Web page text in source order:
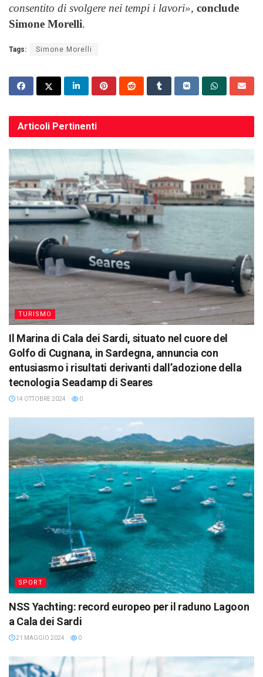
consentito di svolgere nei tempi i lavori», conclude
Simone Morelli.
Tags: Simone Morelli
Articoli Pertinenti
TURISMO
Il Marina di Cala dei Sardi, situato nel cuore del
Golfo di Cugnana, in Sardegna, annuncia con
entusiasmo i risultati derivanti dall’adozione della
tecnologia Seadamp di Seares
14 OTTOBRE 2024 0
SPORT
NSS Yachting: record europeo per il raduno Lagoon
a Cala dei Sardi
21 MAGGIO 2024 0